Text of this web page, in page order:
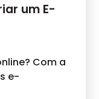
um E-
Com a
e-